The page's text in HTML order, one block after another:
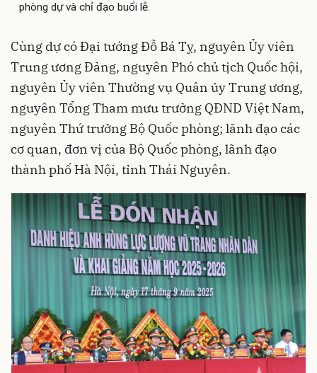
phòng dự và chỉ đạo buổi lễ.
Cùng dự có Đại tướng Đỗ Bá Tỵ, nguyên Ủy viên
Trung ương Đảng, nguyên Phó chủ tịch Quốc hội,
nguyên Ủy viên Thường vụ Quân ủy Trung ương,
nguyên Tổng Tham mưu trưởng QĐND Việt Nam,
nguyên Thứ trưởng Bộ Quốc phòng; lãnh đạo các
cơ quan, đơn vị của Bộ Quốc phòng, lãnh đạo
thành phố Hà Nội, tỉnh Thái Nguyên.